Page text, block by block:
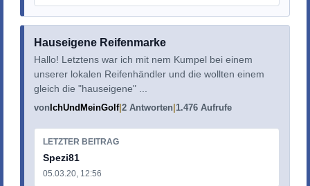
Hauseigene Reifenmarke
Hallo! Letztens war ich mit nem Kumpel bei einem
unserer lokalen Reifenhändler und die wollten einem
gleich die "hauseigene" ...
von IchUndMeinGolf 2 Antworten 1.476 Aufrufe
LETZTER BEITRAG
Spezi81
05.03.20, 12:56